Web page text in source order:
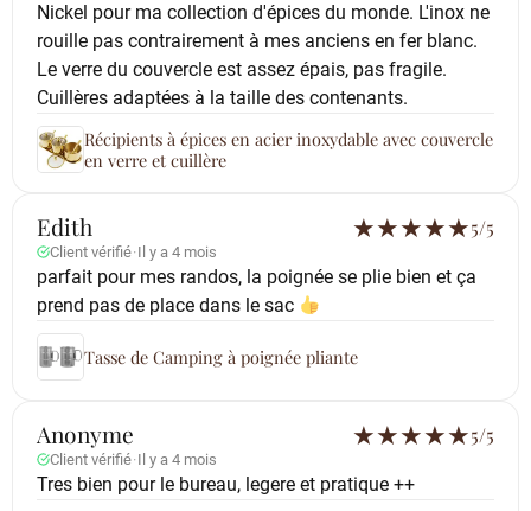
Nickel pour ma collection d'épices du monde. L'inox ne
rouille pas contrairement à mes anciens en fer blanc.
Le verre du couvercle est assez épais, pas fragile.
Cuillères adaptées à la taille des contenants.
Récipients à épices en acier inoxydable avec couvercle
en verre et cuillère
Edith
Client vérifié· Il y a 4 mois
★★★★★5/5
parfait pour mes randos, la poignée se plie bien et ça
prend pas de place dans le sac
Tasse de Camping à poignée pliante
Anonyme
Client vérifié· Il y a 4 mois
★★★★★5/5
Tres bien pour le bureau, legere et pratique ++